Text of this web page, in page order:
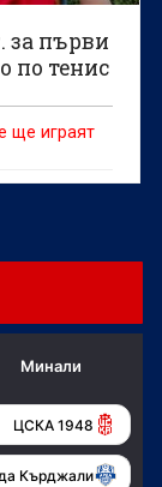
за първи
по тенис
ще играят
Минали
ЦСКА 1948
Кърджали